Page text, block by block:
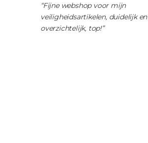
“Fijne webshop voor mijn
veiligheidsartikelen, duidelijk en
overzichtelijk, top!”